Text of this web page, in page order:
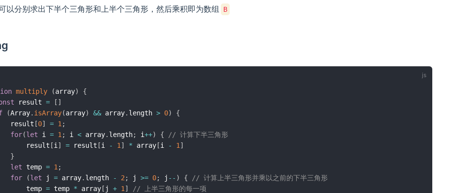
以分别求出下半个三角形和上半个三角形，然后乘积即为数组 B
multiply (array)
{
result = [ ]
(Array. isArray(array) && array. length > 0)
{
result
[0] = 1 ;
for(let i = 1 ; i < array. length; i++) {
// 计算下半三角形
result
[i ] = result [i - 1 ] * array [i - 1 ]
}
let temp = 1 ;
for
(let j = array. length - 2 ; j >= 0; j -- ) {
// 计算上半三角形并乘以之前的下半三角形
temp
= temp * array [ j + 1 ]
// 上半三角形的每一项